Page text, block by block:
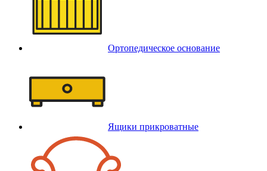
Ортопедическое основание
Ящики прикроватные